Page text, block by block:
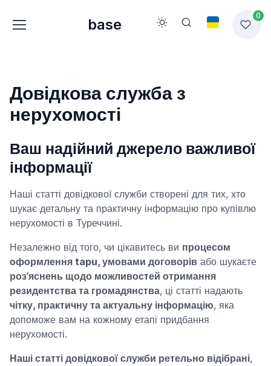
base
0
Довідкова служба з
нерухомості
Ваш надійний джерело важливої
інформації
Наші статті довідкової служби створені для тих, хто
шукає детальну та практичну інформацію про купівлю
нерухомості в Туреччині.
Незалежно від того, чи цікавитесь ви процесом
оформлення tapu, умовами договорів або шукаєте
роз’яснень щодо можливостей отримання
резидентства та громадянства, ці статті надають
чітку, практичну та актуальну інформацію, яка
допоможе вам на кожному етапі придбання
нерухомості.
Наші статті довідкової служби ретельно відібрані,